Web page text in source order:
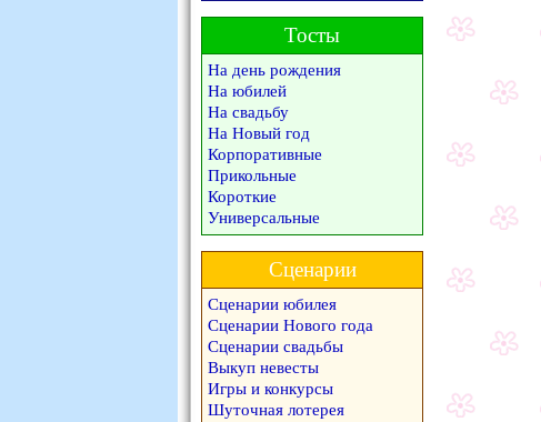
Тосты
На день рождения
На юбилей
На свадьбу
На Новый год
Корпоративные
Прикольные
Короткие
Универсальные
Сценарии
Сценарии юбилея
Сценарии Нового года
Сценарии свадьбы
Выкуп невесты
Игры и конкурсы
Шуточная лотерея